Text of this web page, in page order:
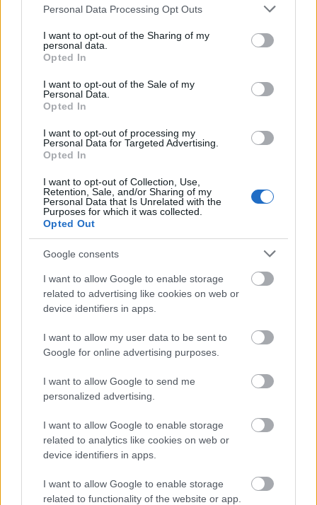
Please note that this website/app uses one or more Google
not limited to your visit or usage behaviour. You may click to
grant or deny consent to Google and its third-party tags to
use your data for below specified purposes in below Google
consent section.
Personal Data Processing Opt Outs
I want to opt-out of the Sharing of my
personal data.
Opted In
I want to opt-out of the Sale of my
Personal Data.
Opted In
I want to opt-out of processing my
Personal Data for Targeted Advertising.
Opted In
I want to opt-out of Collection, Use,
Retention, Sale, and/or Sharing of my
Personal Data that Is Unrelated with the
Purposes for which it was collected.
Opted Out
Google consents
I want to allow Google to enable storage
related to advertising like cookies on web or
device identifiers in apps.
I want to allow my user data to be sent to
Google for online advertising purposes.
I want to allow Google to send me
personalized advertising.
I want to allow Google to enable storage
related to analytics like cookies on web or
device identifiers in apps.
I want to allow Google to enable storage
related to functionality of the website or app.
hranie!
Ak sa vám toto video páčilo, zvážte prosím, či ste
úplne úžasní tým, že ho naYouTube
lajknete a
odoberiete :-)
Fanúšikovské umenie
inšpirované týmto súbojom s
bossom
Fanúšikovské umenie v štýle anime, na ktorom je
Poškvrnený v brnení čierneho noža bojujúci s dvoma
statočnými chrličmi v modro osvetlených ruinách
akvaduktu Siofra.
Kliknutím alebo ťuknutím na obrázok získate ďalšie
informácie a vyššie rozlíšenie.